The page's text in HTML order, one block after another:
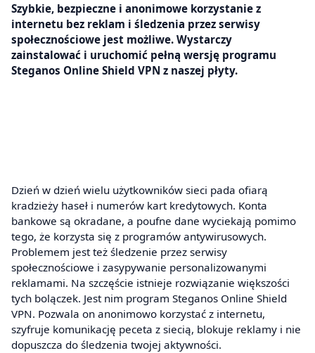
Szybkie, bezpieczne i anonimowe korzystanie z
internetu bez reklam i śledzenia przez serwisy
społecznościowe jest możliwe. Wystarczy
zainstalować i uruchomić pełną wersję programu
Steganos Online Shield VPN z naszej płyty.
Dzień w dzień wielu użytkowników sieci pada ofiarą
kradzieży haseł i numerów kart kredytowych. Konta
bankowe są okradane, a poufne dane wyciekają pomimo
tego, że korzysta się z programów antywirusowych.
Problemem jest też śledzenie przez serwisy
społecznościowe i zasypywanie personalizowanymi
reklamami. Na szczęście istnieje rozwiązanie większości
tych bolączek. Jest nim program Steganos Online Shield
VPN. Pozwala on anonimowo korzystać z internetu,
szyfruje komunikację peceta z siecią, blokuje reklamy i nie
dopuszcza do śledzenia twojej aktywności.